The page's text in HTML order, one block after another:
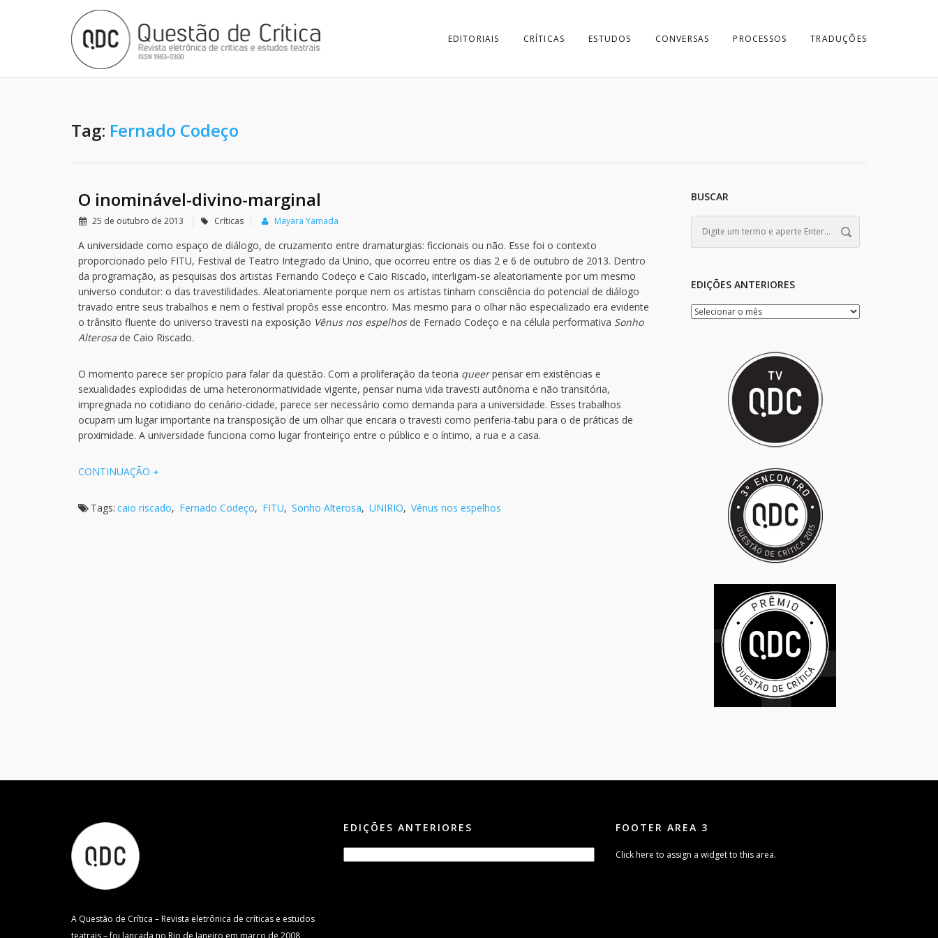
EDITORIAIS CRÍTICAS ESTUDOS CONVERSAS PROCESSOS TRADUÇÕES
Tag: Fernado Codeço
O inominável-divino-marginal
25 de outubro de 2013 Críticas Mayara Yamada
A universidade como espaço de diálogo, de cruzamento entre dramaturgias: ficcionais ou não. Esse foi o contexto
proporcionado pelo FITU, Festival de Teatro Integrado da Unirio, que ocorreu entre os dias 2 e 6 de outubro de 2013. Dentro
da programação, as pesquisas dos artistas Fernando Codeço e Caio Riscado, interligam-se aleatoriamente por um mesmo
universo condutor: o das travestilidades. Aleatoriamente porque nem os artistas tinham consciência do potencial de diálogo
travado entre seus trabalhos e nem o festival propôs esse encontro. Mas mesmo para o olhar não especializado era evidente
o trânsito fluente do universo travesti na exposição Vênus nos espelhos de Fernado Codeço e na célula performativa Sonho
Alterosa de Caio Riscado.
O momento parece ser propício para falar da questão. Com a proliferação da teoria queerpensar em existências e
sexualidades explodidas de uma heteronormatividade vigente, pensar numa vida travesti autônoma e não transitória,
impregnada no cotidiano do cenário-cidade, parece ser necessário como demanda para a universidade. Esses trabalhos
ocupam um lugar importante na transposição de um olhar que encara o travesti como periferia-tabu para o de práticas de
proximidade. A universidade funciona como lugar fronteiriço entre o público e o íntimo, a rua e a casa.
CONTINUAÇÃO
Tags: caio riscado, Fernado Codeço, FITU, Sonho Alterosa, UNIRIO, Vênus nos espelhos
BUSCAR
EDIÇÕES ANTERIORES
A Questão de Crítica – Revista eletrônica de críticas e estudos
teatrais – foi lançada no Rio de Janeiro em março de 2008
EDIÇÕES ANTERIORES FOOTER AREA 3
Click here to assign a widget to this area.